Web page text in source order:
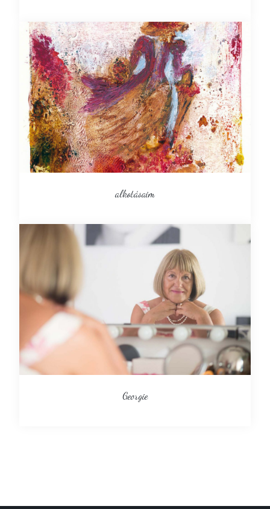
alkotásaim
Georgie